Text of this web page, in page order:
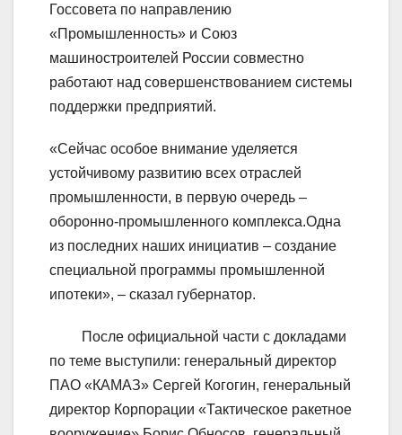
Госсовета по направлению
«Промышленность» и Союз
машиностроителей России совместно
работают над совершенствованием системы
поддержки предприятий.
«Сейчас особое внимание уделяется
устойчивому развитию всех отраслей
промышленности, в первую очередь –
оборонно-промышленного комплекса.Одна
из последних наших инициатив – создание
специальной программы промышленной
ипотеки», – сказал губернатор.
После официальной части с докладами
по теме выступили: генеральный директор
ПАО «КАМАЗ» Сергей Когогин, генеральный
директор Корпорации «Тактическое ракетное